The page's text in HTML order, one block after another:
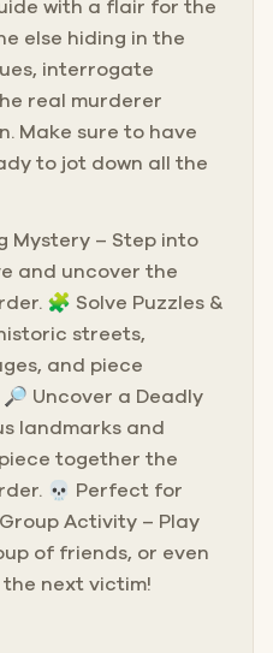
with a flair for the
else hiding in the
interrogate
real murderer
Make sure to have
to jot down all the
Mystery – Step into
and uncover the
🧩 Solve Puzzles &
streets,
and piece
Uncover a Deadly
landmarks and
together the
💀 Perfect for
Activity – Play
of friends, or even
next victim!